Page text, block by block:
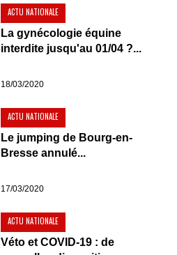
ACTU NATIONALE
La gynécologie équine
interdite jusqu'au 01/04 ?...
18/03/2020
ACTU NATIONALE
Le jumping de Bourg-en-
Bresse annulé...
17/03/2020
ACTU NATIONALE
Véto et COVID-19 : de